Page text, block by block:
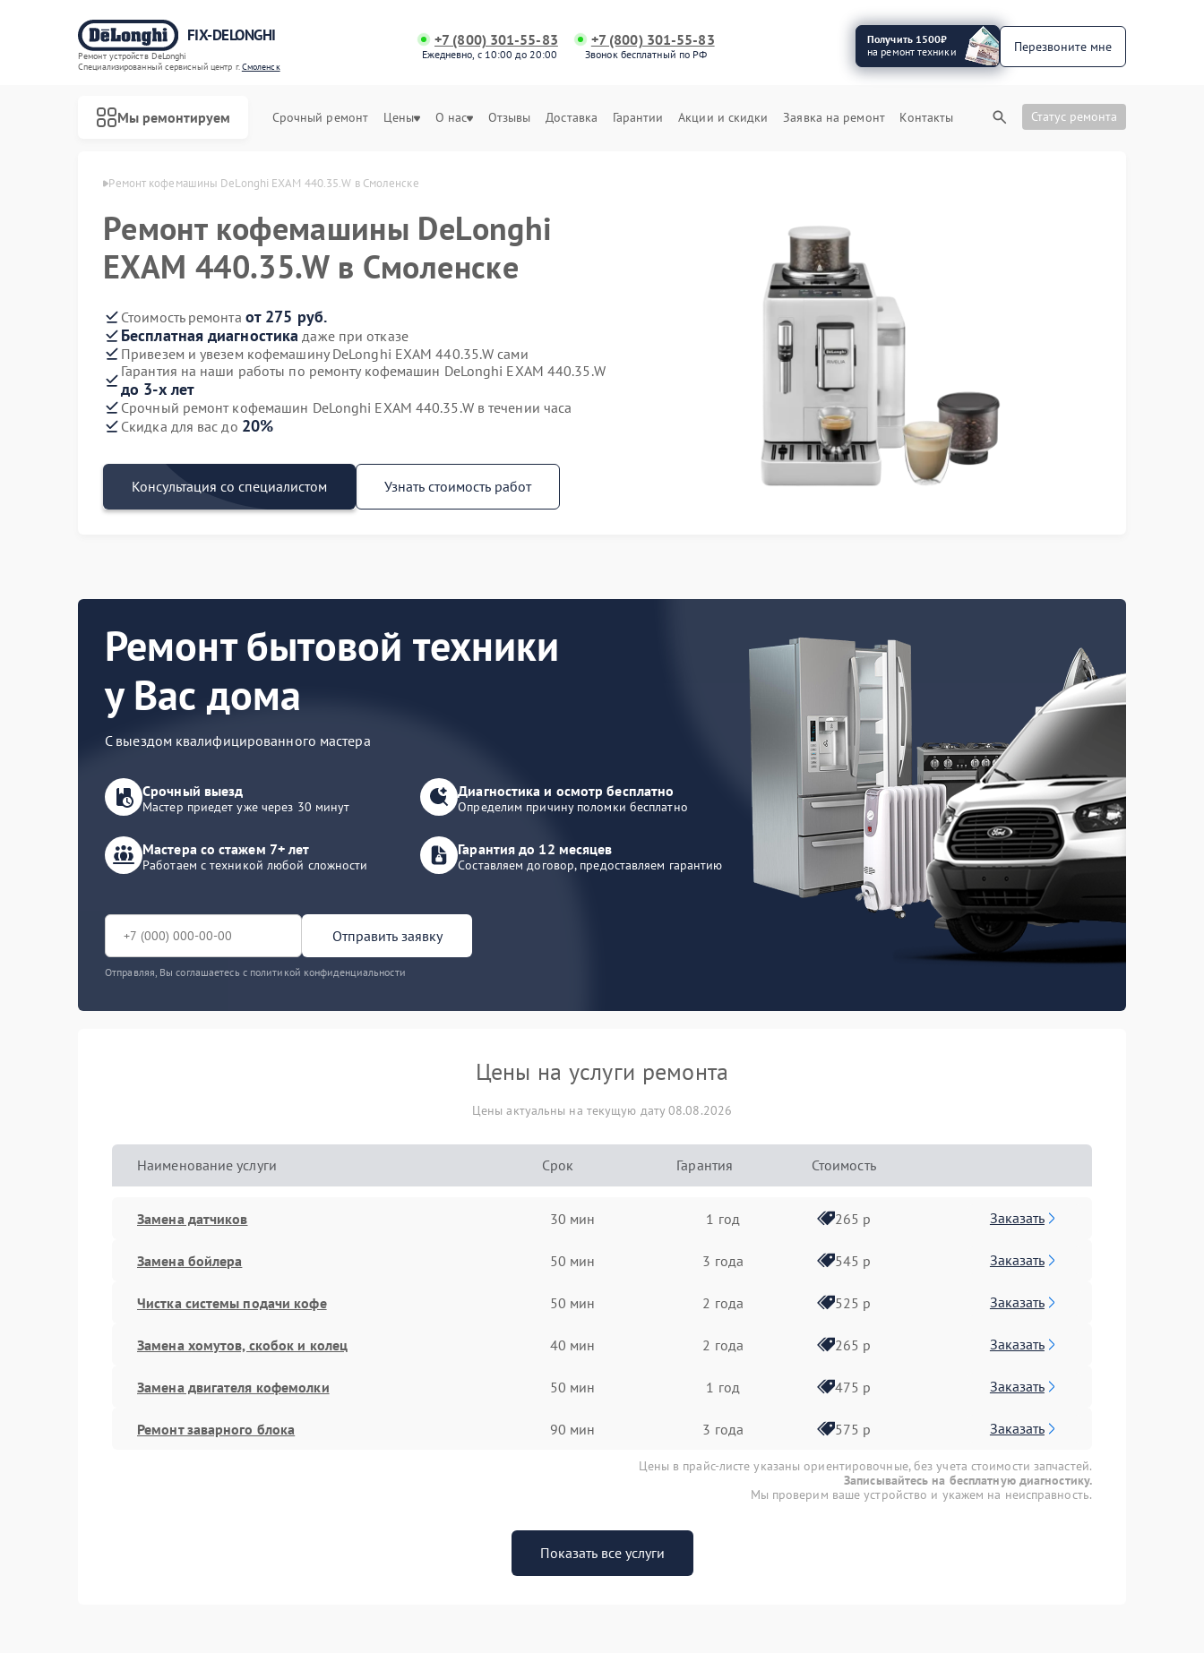
FIX-DELONGHI
Ремонт устройств DeLonghi
Специализированный cервисный центр г.Смоленск
+7 (800) 301-55-83
Ежедневно, с 10:00 до 20:00
+7 (800) 301-55-83
Звонок бесплатный по РФ
Получить 1500₽
на ремонт техники
Перезвоните мне
Мы ремонтируем Срочный ремонт Цены О нас Отзывы Доставка Гарантии Акции и скидки Заявка на ремонт Контакты Статус ремонта
в Смоленске Ремонт кофемашины DeLonghi EXAM 440.35.W в Смоленске
Ремонт кофемашины DeLonghi
EXAM 440.35.W в Смоленске
Стоимость ремонта от 275 руб.
Бесплатная диагностика даже при отказе
Привезем и увезем кофемашину DeLonghi EXAM 440.35.W сами
Гарантия на наши работы по ремонту кофемашин DeLonghi EXAM 440.35.W
до 3-х лет
Срочный ремонт кофемашин DeLonghi EXAM 440.35.W в течении часа
Скидка для вас до 20%
Консультация со специалистом Узнать стоимость работ
Ремонт бытовой техники
у Вас дома
С выездом квалифицированного мастера
Срочный выезд
Мастер приедет уже через 30 минут
Диагностика и осмотр бесплатно
Определим причину поломки бесплатно
Мастера со стажем 7+ лет
Работаем с техникой любой сложности
Гарантия до 12 месяцев
Составляем договор, предоставляем гарантию
Отправить заявку
Отправляя, Вы соглашаетесь с политикой конфиденциальности
Цены на услуги ремонта
Цены актуальны на текущую дату 08.08.2026
Наименование услуги Срок Гарантия Стоимость
Замена датчиков 30 мин 1 год 265 р Заказать
Замена бойлера 50 мин 3 года 545 р Заказать
Чистка системы подачи кофе 50 мин 2 года 525 р Заказать
Замена хомутов, скобок и колец 40 мин 2 года 265 р Заказать
Замена двигателя кофемолки 50 мин 1 год 475 р Заказать
Ремонт заварного блока 90 мин 3 года 575 р Заказать
Цены в прайс-листе указаны ориентировочные, без учета стоимости запчастей.
Записывайтесь на бесплатную диагностику.
Мы проверим ваше устройство и укажем на неисправность.
Показать все услуги